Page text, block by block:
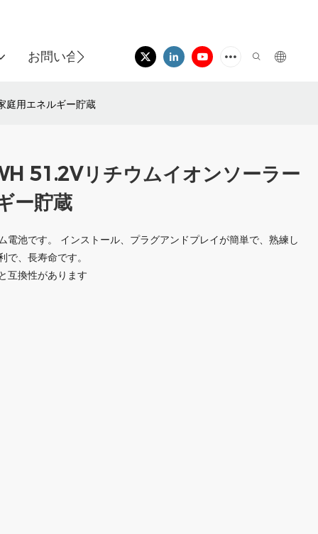
お問い合わせ
庭用エネルギー貯蔵
51.2Vリチウムイオンソーラー
ー貯蔵
池です。 インストール、プラグアンドプレイが簡単で、熟練し
で、長寿命です。
互換性があります